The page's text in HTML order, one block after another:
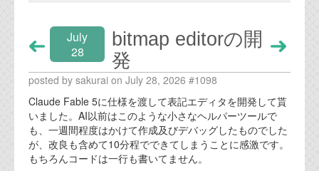
July
28
bitmap editorの開
発
posted by sakurai on July 28, 2026 #1098
Claude Fable 5に仕様を渡して表記エディタを開発して貰
いました。AI以前はこのような小さなヘルパーツールで
も、一週間程度はかけて作成及びデバッグしたものでした
が、改良も含めて10分程でできてしまうことに感激です。
もちろんコードは一行も書いてません。